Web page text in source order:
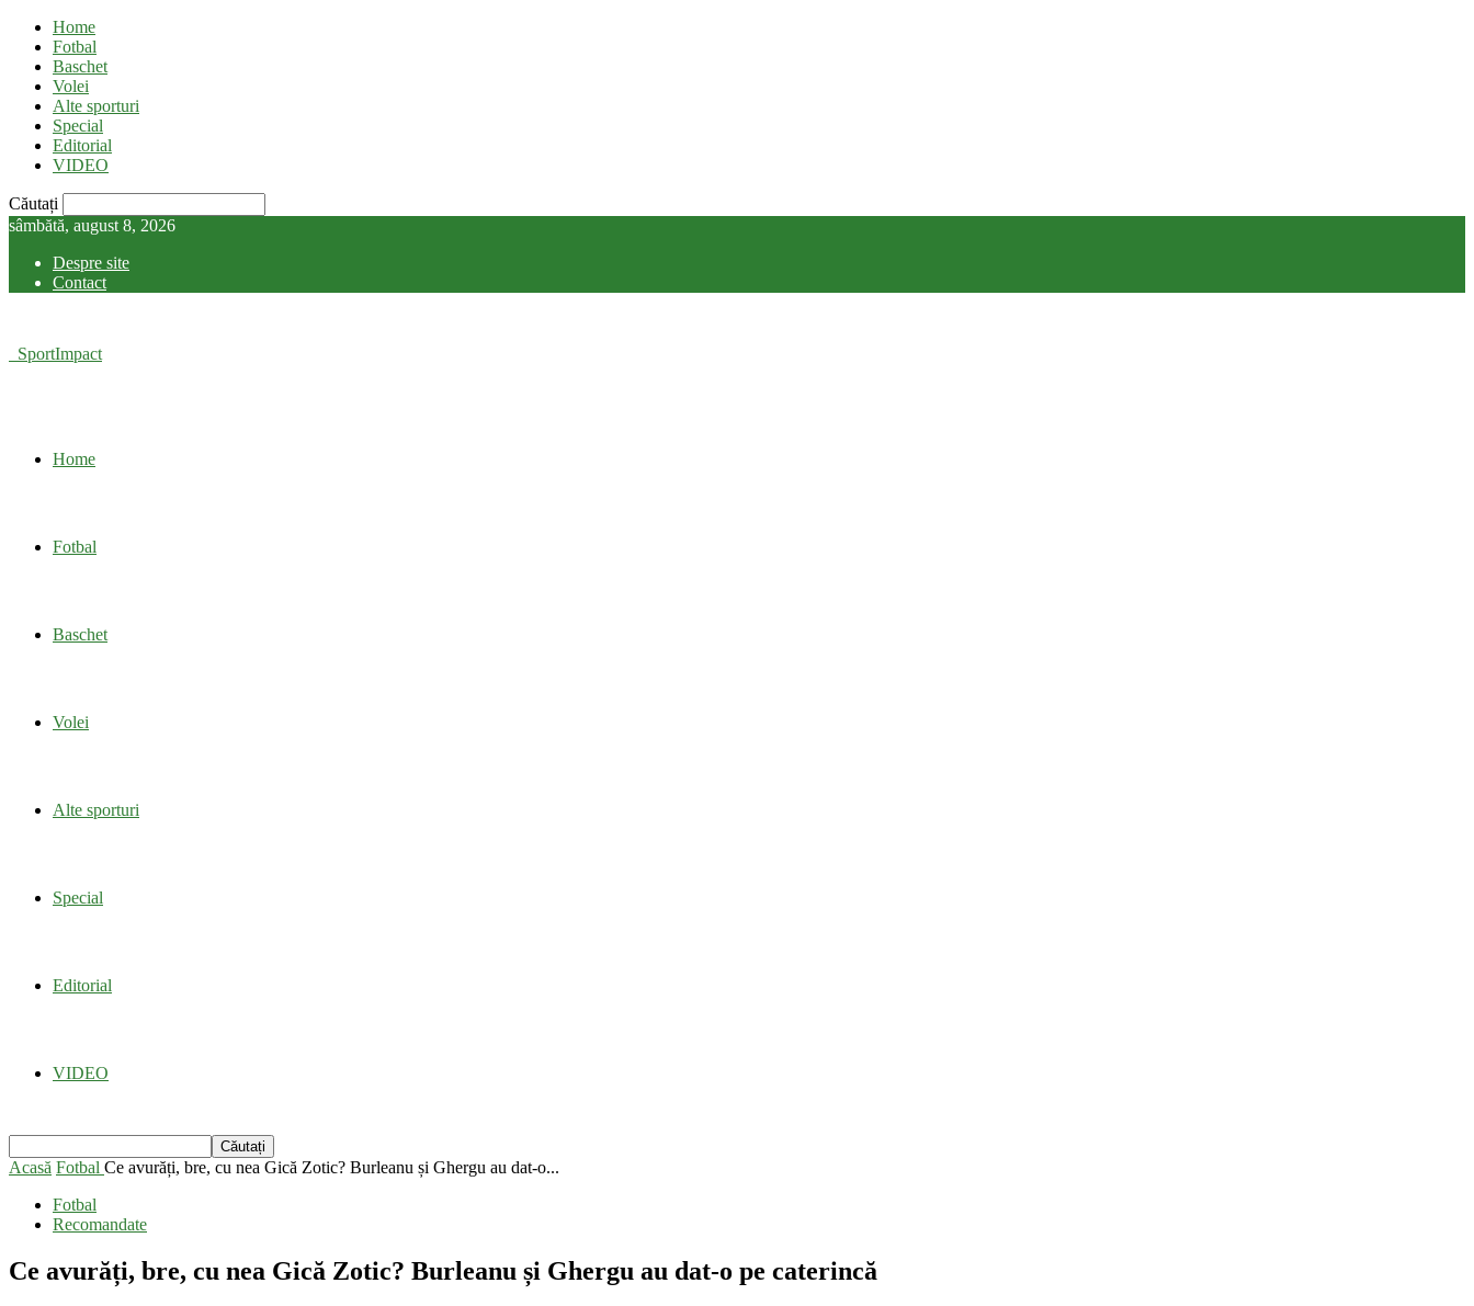
Home
Fotbal
Baschet
Volei
Alte sporturi
Special
Editorial
VIDEO
Căutați
sâmbătă, august 8, 2026
Despre site
Contact
SportImpact
Home
Fotbal
Baschet
Volei
Alte sporturi
Special
Editorial
VIDEO
Acasă Fotbal Ce avurăți, bre, cu nea Gică Zotic? Burleanu și Ghergu au dat-o...
Fotbal
Recomandate
Ce avurăți, bre, cu nea Gică Zotic? Burleanu și Ghergu au dat-o pe caterincă